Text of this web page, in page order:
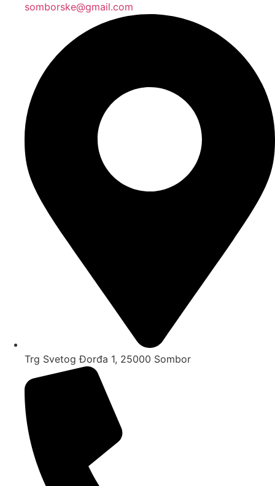
somborske@gmail.com
Trg Svetog Đorđa 1, 25000 Sombor